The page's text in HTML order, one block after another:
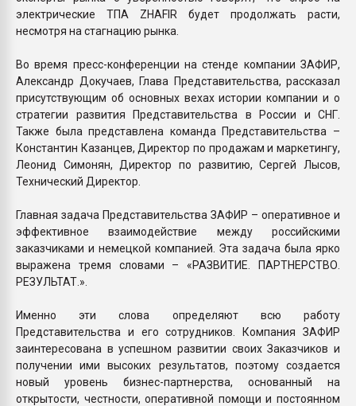
электрические ТПА ZHAFIR будет продолжать расти,
несмотря на стагнацию рынка.
Во время пресс-конференции на стенде компании ЗАФИР,
Александр Докучаев, Глава Представительства, рассказал
присутствующим об основных вехах истории компании и о
стратегии развития Представительства в России и СНГ.
Также была представлена команда Представительства –
Константин Казанцев, Директор по продажам и маркетингу,
Леонид Симонян, Директор по развитию, Сергей Лысов,
Технический Директор.
Главная задача Представительства ЗАФИР – оперативное и
эффективное взаимодействие между российскими
заказчиками и немецкой компанией. Эта задача была ярко
выражена тремя словами – «РАЗВИТИЕ. ПАРТНЕРСТВО.
РЕЗУЛЬТАТ.».
Именно эти слова определяют всю работу
Представительства и его сотрудников. Компания ЗАФИР
заинтересована в успешном развитии своих Заказчиков и
получении ими высоких результатов, поэтому создается
новый уровень бизнес-партнерства, основанный на
открытости, честности, оперативной помощи и постоянном